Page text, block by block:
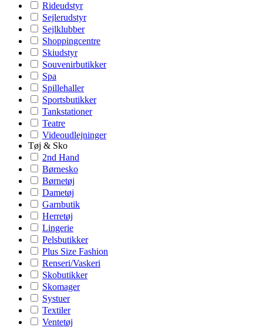
Rideudstyr
Sejlerudstyr
Sejlklubber
Shoppingcentre
Skiudstyr
Souvenirbutikker
Spa
Spillehaller
Sportsbutikker
Tankstationer
Teatre
Videoudlejninger
Tøj & Sko
2nd Hand
Børnesko
Børnetøj
Dametøj
Garnbutik
Herretøj
Lingerie
Pelsbutikker
Plus Size Fashion
Renseri/Vaskeri
Skobutikker
Skomager
Systuer
Textiler
Ventetøj